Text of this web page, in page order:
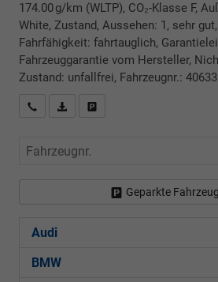
174.00 g/km (WLTP), CO₂-Klasse F,
White, Zustand, Aussehen: 1, sehr
Fahrfähigkeit: fahrtauglich,
Fahrzeuggarantie vom Hersteller,
Zustand: unfallfrei, Fahrzeugnr.: 40633
Rückrufbitte absenden
PDF-Datei, Fahrzeugexposé drucken
Fahrzeugnr.
Geparkte
Audi
BMW